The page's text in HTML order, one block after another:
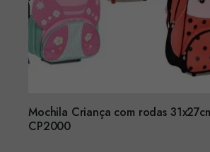
Mochila Criança com rodas
CP2000
Encomendar